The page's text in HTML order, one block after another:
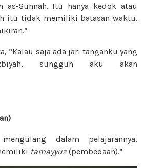
as-Sunnah. Itu hanya kedok atau
itu tidak memiliki batasan waktu.
“Kalau saja ada jari tanganku yang
sungguh aku akan
dalam pelajarannya,
tamayyuz(pembedaan).”